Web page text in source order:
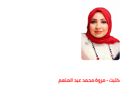
كتبت - مروة محمد عبد المنعم